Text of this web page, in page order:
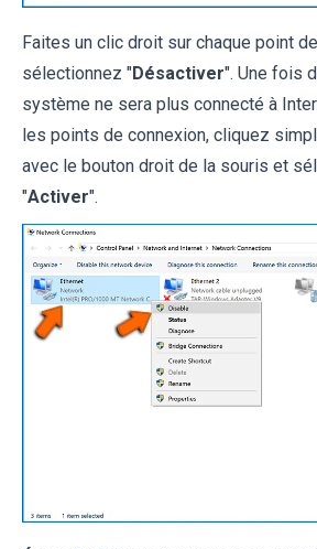
Faites un clic droit sur chaque point
sélectionnez "Désactiver". Une fois
système ne sera plus connecté à
les points de connexion, cliquez
avec le bouton droit de la souris et
"Activer".